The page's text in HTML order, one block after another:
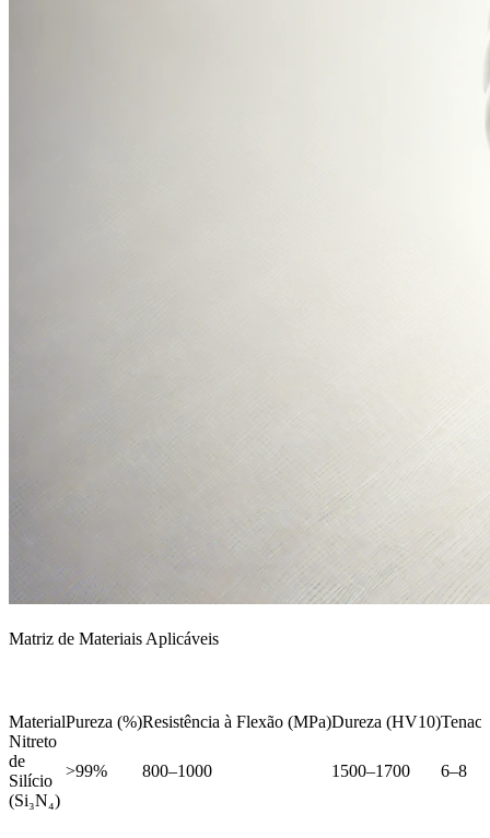
Matriz de Materiais Aplicáveis
MaterialPureza (%)Resistência à Flexão (MPa)Dureza (HV10)
Nitreto
de
Silício
(Si₃N₄)
>99% 800–1000 1500–1700 6–8